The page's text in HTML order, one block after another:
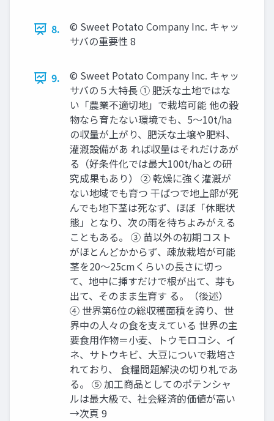
8.
© Sweet Potato Company Inc. キャッ
サバの重要性 8
9.
© Sweet Potato Company Inc. キャッ
サバの５大特長 ① 肥沃な土地ではな
い「農業不適切地」で栽培可能 他の穀
物なら育たない環境でも、5～10t/ha
の収量が上がり、肥沃な土壌や肥料、
灌漑設備があ れば収量はそれだけあが
る（好条件化では最大100t/haとの研
究成果もあり） ② 乾燥に強く灌漑が
ない地域でも育つ 干ばつで地上部が死
んでも地下茎は死なず、ほぼ「休眠状
態」となり、次の雨を待ちよみがえる
こともある。 ③ 苗以外の初期コスト
がほとんどかからず、疎放栽培が可能
茎を20～25cmくらいの長さに切っ
て、地中に挿すだけで根が出て、芽も
出て、そのまま生育す る。（後述）
④ 世界第6位の総収穫面積を誇り、世
界中の人々の食を支えている 世界の主
要食用作物＝小麦、トウモロコシ、イ
ネ、サトウキビ、大豆についで栽培さ
れており、 食糧問題解決の切り札であ
る。 ⑤ 加工商品としてのポテンシャ
ルは最大級で、社会経済的価値が高い
→次頁 9